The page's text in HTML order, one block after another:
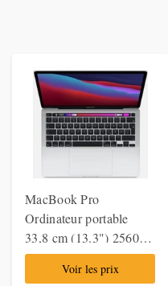
MacBook Pro
Ordinateur portable
33,8 cm (13.3") 2560 x
1600 pixels Apple M 8
Go 512 Go SSD Wi-Fi
Voir les prix